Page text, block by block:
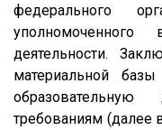
федерального
деятельности.
материальной
образовательную
требованиям (далее